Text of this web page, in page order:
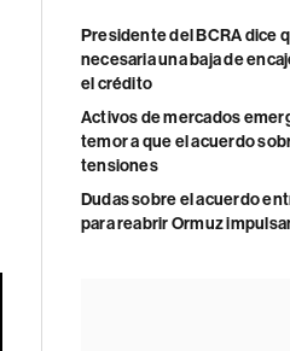
Presidente del BCRA dice
necesaria una baja de
el crédito
Activos de mercados
temor a que el acuerdo
tensiones
Dudas sobre el acuerdo
para reabrir Ormuz